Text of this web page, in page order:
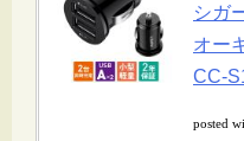
シガ
オー
CC-
posted